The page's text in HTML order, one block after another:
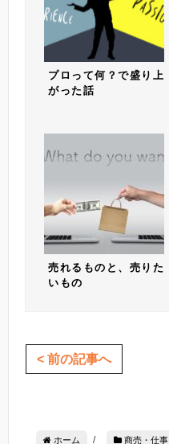
プロって何？で盛り上
がった話
売れるものと、売りた
いもの
< 前の記事へ
ホーム / 商売・仕事